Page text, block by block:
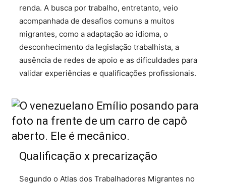
renda. A busca por trabalho, entretanto, veio
acompanhada de desafios comuns a muitos
migrantes, como a adaptação ao idioma, o
desconhecimento da legislação trabalhista, a
ausência de redes de apoio e as dificuldades para
validar experiências e qualificações profissionais.
Qualificação x precarização
Segundo o Atlas dos Trabalhadores Migrantes no